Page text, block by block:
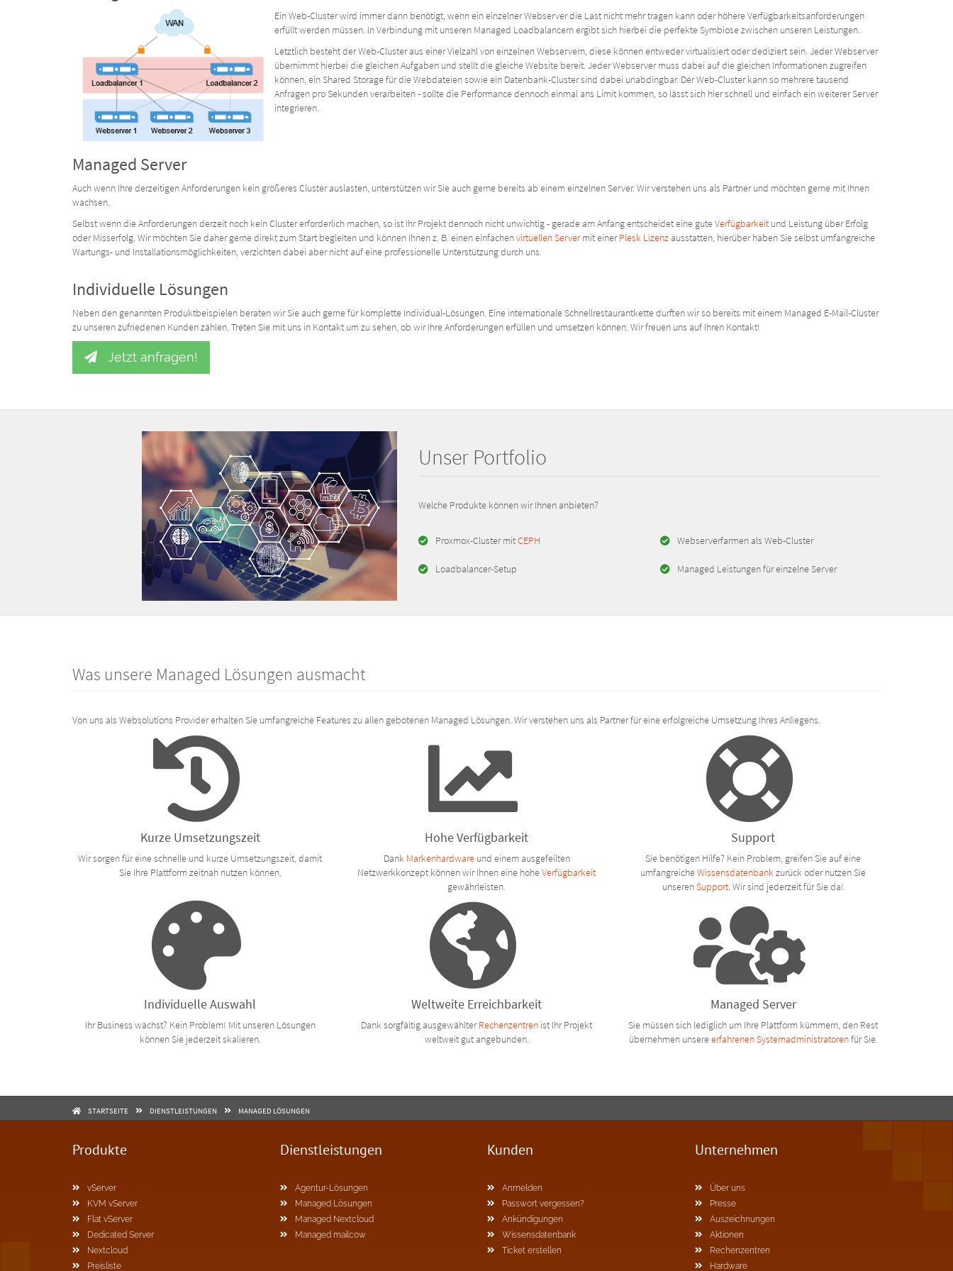
Ein Web-Cluster wird immer dann benötigt, wenn ein einzelner Webserver die Last nicht mehr tragen kann oder höhere Verfügbarkeitsanforderungen
erfüllt werden müssen. In Verbindung mit unseren Managed Loadbalancern ergibt sich hierbei die perfekte Symbiose zwischen unseren Leistungen.
Letztlich besteht der Web-Cluster aus einer Vielzahl von einzelnen Webservern, diese können entweder virtualisiert oder dediziert sein. Jeder Webserver
übernimmt hierbei die gleichen Aufgaben und stellt die gleiche Website bereit. Jeder Webserver muss dabei auf die gleichen Informationen zugreifen
können, ein Shared Storage für die Webdateien sowie ein Datenbank-Cluster sind dabei unabdingbar. Der Web-Cluster kann so mehrere tausend
Anfragen pro Sekunden verarbeiten - sollte die Performance dennoch einmal ans Limit kommen, so lässt sich hier schnell und einfach ein weiterer Server
integrieren.
Managed Server
Auch wenn Ihre derzeitigen Anforderungen kein größeres Cluster auslasten, unterstützen wir Sie auch gerne bereits ab einem einzelnen Server. Wir verstehen uns als Partner und möchten gerne mit Ihnen
wachsen.
Selbst wenn die Anforderungen derzeit noch kein Cluster erforderlich machen, so ist Ihr Projekt dennoch nicht unwichtig - gerade am Anfang entscheidet eine guteVerfügbarkeitund Leistung über Erfolg
oder Misserfolg. Wir möchten Sie daher gerne direkt zum Start begleiten und können Ihnen z. B. einen einfachenvirtuellen Servermit einerPlesk Lizenz ausstatten, hierüber haben Sie selbst umfangreiche
Wartungs- und Installationsmöglichkeiten, verzichten dabei aber nicht auf eine professionelle Unterstützung durch uns.
Individuelle Lösungen
Neben den genannten Produktbeispielen beraten wir Sie auch gerne für komplette Individual-Lösungen. Eine internationale Schnellrestaurantkette durften wir so bereits mit einem Managed E-Mail-Cluster
zu unseren zufriedenen Kunden zählen. Treten Sie mit uns in Kontakt um zu sehen, ob wir Ihre Anforderungen erfüllen und umsetzen können. Wir freuen uns auf Ihren Kontakt!
Jetzt anfragen!
Unser Portfolio
Welche Produkte können wir Ihnen anbieten?
Proxmox-Cluster mitCEPH
Loadbalancer-Setup
Webserverfarmen als Web-Cluster
Managed Leistungen für einzelne Server
Was unsere Managed Lösungen ausmacht
Von uns als Websolutions Provider erhalten Sie umfangreiche Features zu allen gebotenen Managed Lösungen. Wir verstehen uns als Partner für eine erfolgreiche Umsetzung Ihres Anliegens.
Kurze Umsetzungszeit
Wir sorgen für eine schnelle und kurze Umsetzungszeit, damit
Sie Ihre Plattform zeitnah nutzen können.
Hohe Verfügbarkeit
Dank Markenhardwareund einem ausgefeilten
Netzwerkkonzept können wir Ihnen eine hoheVerfügbarkeit
gewährleisten.
Support
Sie benötigen Hilfe? Kein Problem, greifen Sie auf eine
umfangreicheWissensdatenbank zurück oder nutzen Sie
unserenSupport. Wir sind jederzeit für Sie da!
Individuelle Auswahl
Ihr Business wächst? Kein Problem! Mit unseren Lösungen
können Sie jederzeit skalieren.
Weltweite Erreichbarkeit
Dank sorgfältig ausgewählterRechenzentren ist Ihr Projekt
weltweit gut angebunden.
Managed Server
Sie müssen sich lediglich um Ihre Plattform kümmern, den Rest
übernehmen unsereerfahrenen Systemadministratorenfür Sie.
STARTSEITE DIENSTLEISTUNGEN MANAGED LÖSUNGEN
Produkte
vServer
KVM vServer
Flat vServer
Dedicated Server
Nextcloud
Preisliste
Dienstleistungen
Agentur-Lösungen
Managed Lösungen
Managed Nextcloud
Managed mailcow
Kunden
Anmelden
Passwort vergessen?
Ankündigungen
Wissensdatenbank
Ticket erstellen
Unternehmen
Über uns
Presse
Auszeichnungen
Aktionen
Rechenzentren
Hardware